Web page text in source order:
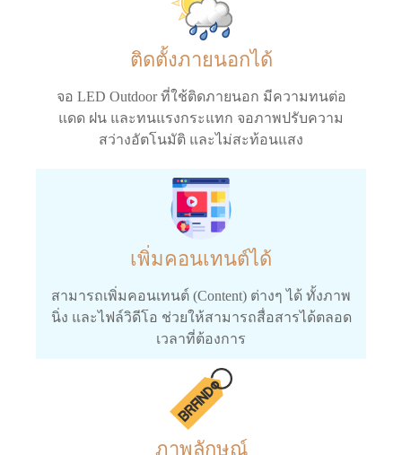
ติดตั้งภายนอกได้
จอ LED Outdoor ที่ใช้ติดภายนอก มีความทนต่อ
แดด ฝน และทนแรงกระแทก จอภาพปรับความ
สว่างอัตโนมัติ และไม่สะท้อนแสง
เพิ่มคอนเทนต์ได้
สามารถเพิ่มคอนเทนต์ (Content) ต่างๆ ได้ ทั้งภาพ
นิ่ง และไฟล์วิดีโอ ช่วยให้สามารถสื่อสารได้ตลอด
เวลาที่ต้องการ
ภาพลักษณ์